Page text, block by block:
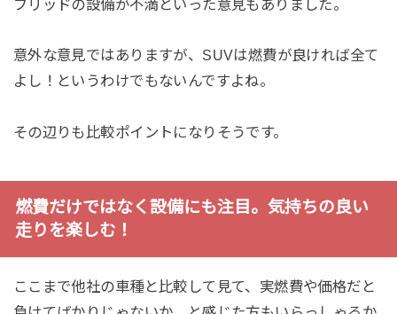
ブリッドの設備が不満といった意見もありました。
意外な意見ではありますが、SUVは燃費が良ければ全て
よし！というわけでもないんですよね。
その辺りも比較ポイントになりそうです。
燃費だけではなく設備にも注目。気持ちの良い
走りを楽しむ！
ここまで他社の車種と比較して見て、実燃費や価格だと